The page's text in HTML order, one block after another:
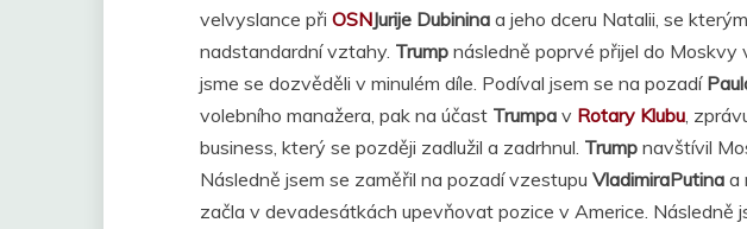
velvyslance při OSNJurije Dubinina a jeho dceru Natalii, se
nadstandardní vztahy. Trump následně poprvé přijel do Moskvy
jsme se dozvěděli v minulém díle. Podíval jsem se na pozadí
volebního manažera, pak na účast Trumpa v Rotary Klubu,
business, který se později zadlužil a zadrhnul. Trump navštívil
Následně jsem se zaměřil na pozadí vzestupu VladimiraPutina a
začla v devadesátkách upevňovat pozice v Americe. Následně